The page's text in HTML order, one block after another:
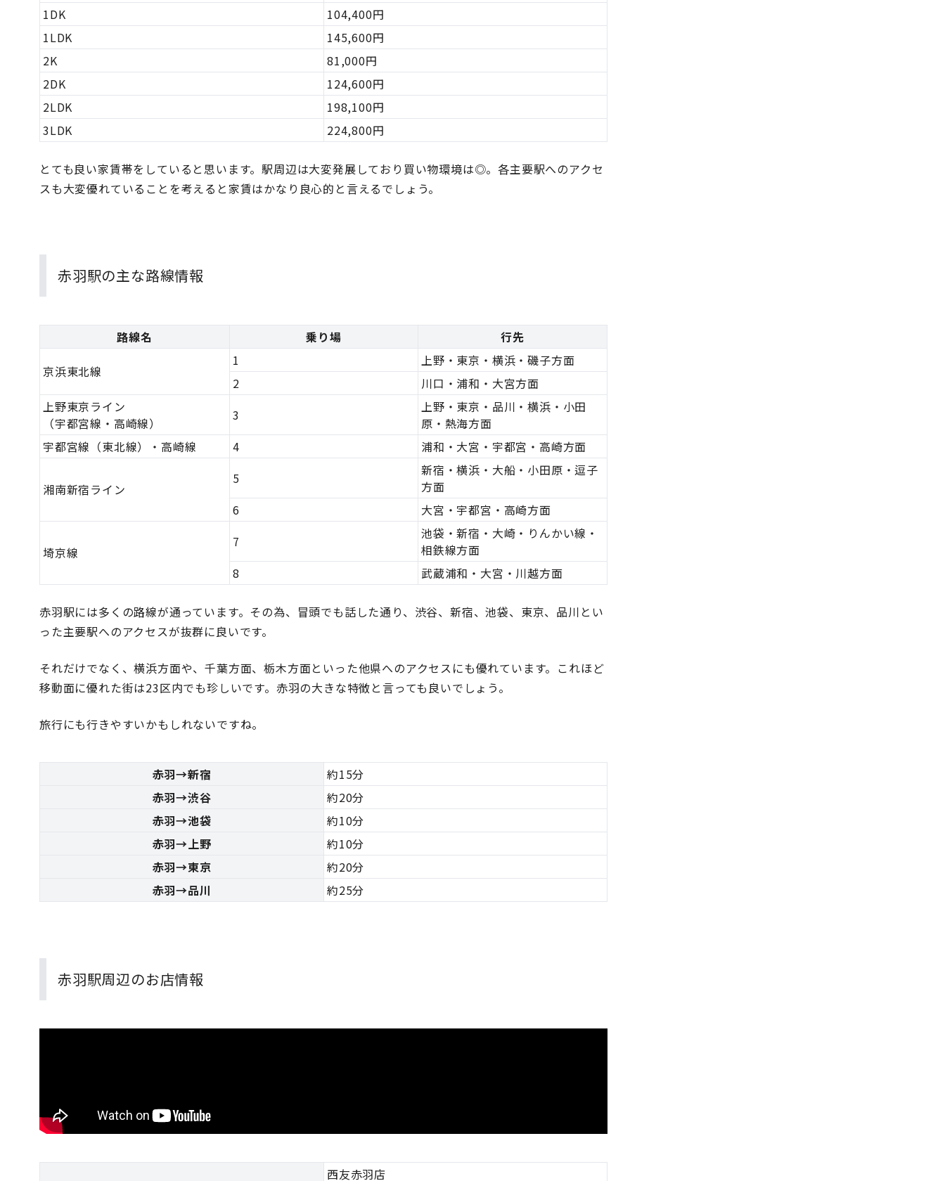
1DK
104,400円
1LDK
145,600円
2K
81,000円
2DK
124,600円
2LDK
198,100円
3LDK
224,800円
とても良い家賃帯をしていると思います。駅周辺は大変発展しており買い物環境は◎。各主要駅へのアクセ
スも大変優れていることを考えると家賃はかなり良心的と言えるでしょう。
赤羽駅の主な路線情報
路線名 乗り場 行先
京浜東北線
1
上野・東京・横浜・磯子方面
2
川口・浦和・大宮方面
上野東京ライン
（宇都宮線・高崎線）
3
上野・東京・品川・横浜・小田
原・熱海方面
宇都宮線（東北線）・高崎線
4 浦和・大宮・宇都宮・高崎方面
湘南新宿ライン
5
新宿・横浜・大船・小田原・逗子
方面
6
大宮・宇都宮・高崎方面
埼京線
7
池袋・新宿・大崎・りんかい線・
相鉄線方面
8
武蔵浦和・大宮・川越方面
赤羽駅には多くの路線が通っています。その為、冒頭でも話した通り、渋谷、新宿、池袋、東京、品川とい
った主要駅へのアクセスが抜群に良いです。
それだけでなく、横浜方面や、千葉方面、栃木方面といった他県へのアクセスにも優れています。これほど
移動面に優れた街は23区内でも珍しいです。赤羽の大きな特徴と言っても良いでしょう。
旅行にも行きやすいかもしれないですね。
赤羽→新宿
約15分
赤羽→渋谷
約20分
赤羽→池袋
約10分
赤羽→上野
約10分
赤羽→東京
約20分
赤羽→品川
約25分
赤羽駅周辺のお店情報
西友赤羽店